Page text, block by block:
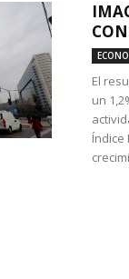
El
un
Índice